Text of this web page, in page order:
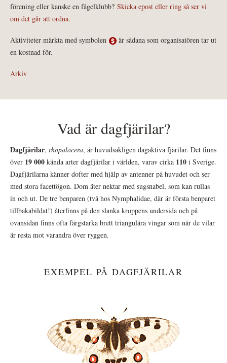
förening eller kanske en fågelklubb? Skicka epost eller ring så ser vi
om det går att ordna.
Aktiviteter märkta med symbolen
är sådana som organisatören tar ut
en kostnad för.
Arkiv
Vad är dagfjärilar?
Dagfjärilar, rhopalocera, är huvudsakligen dagaktiva fjärilar. Det finns
över 19 000 kända arter dagfjärilar i världen, varav cirka 110 i Sverige.
Dagfjärilarna känner dofter med hjälp av antenner på huvudet och ser
med stora facettögon. Dom äter nektar med sugsnabel, som kan rullas
in och ut. De tre benparen (två hos Nymphalidae, där är första benparet
tillbakabildat!) återfinns på den slanka kroppens undersida och på
ovansidan finns ofta färgstarka brett triangulära vingar som när de vilar
är resta mot varandra över ryggen.
EXEMPEL PÅ DAGFJÄRILAR